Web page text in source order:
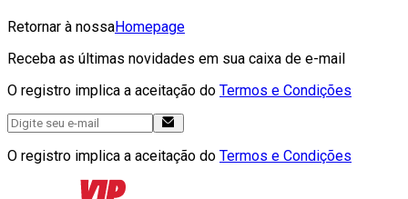
Retornar à nossaHomepage
Receba as últimas novidades em sua caixa de e-mail
O registro implica a aceitação do Termos e Condições
O registro implica a aceitação do Termos e Condições